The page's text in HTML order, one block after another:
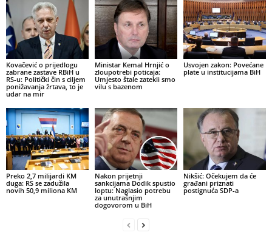
Kovačević o prijedlogu
zabrane zastave RBiH u
RS-u: Politički čin s ciljem
ponižavanja žrtava, to je
udar na mir
Ministar Kemal Hrnjić o
zloupotrebi poticaja:
Umjesto štale zatekli smo
vilu s bazenom
Usvojen zakon: Povećane
plate u institucijama BiH
Preko 2,7 milijardi KM
duga: RS se zadužila
novih 50,9 miliona KM
Nakon prijetnji
sankcijama Dodik spustio
loptu: Naglasio potrebu
za unutrašnjim
dogovorom u BiH
Nikšić: Očekujem da će
građani priznati
postignuća SDP-a